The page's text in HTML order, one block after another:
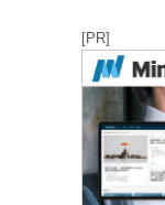
[PR]